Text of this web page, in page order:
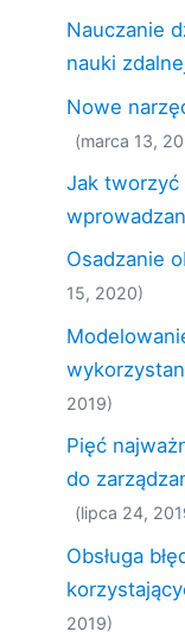
Nauczanie
nauki
Nowe
(marca 13,
Jak tworzyć
Osadzanie
15, 2020)
2019)
Pięć
do
(lipca 24,
Obsługa
2019)